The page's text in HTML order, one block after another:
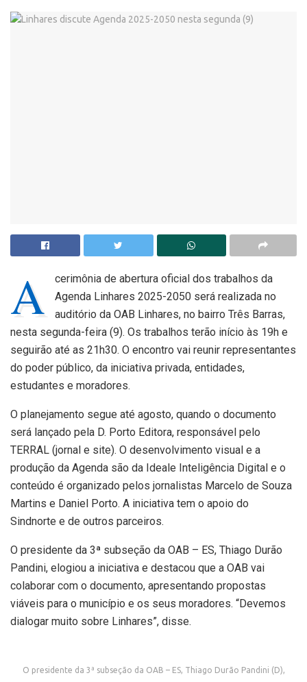
A
cerimônia de abertura oficial dos trabalhos da
Agenda Linhares 2025-2050 será realizada no
auditório da OAB Linhares, no bairro Três Barras,
nesta segunda-feira (9). Os trabalhos terão início às 19h e
seguirão até as 21h30. O encontro vai reunir representantes
do poder público, da iniciativa privada, entidades,
estudantes e moradores.
O planejamento segue até agosto, quando o documento
será lançado pela D. Porto Editora, responsável pelo
TERRAL (jornal e site). O desenvolvimento visual e a
produção da Agenda são da Ideale Inteligência Digital e o
conteúdo é organizado pelos jornalistas Marcelo de Souza
Martins e Daniel Porto. A iniciativa tem o apoio do
Sindnorte e de outros parceiros.
O presidente da 3ª subseção da OAB – ES, Thiago Durão
Pandini, elogiou a iniciativa e destacou que a OAB vai
colaborar com o documento, apresentando propostas
viáveis para o município e os seus moradores. “Devemos
dialogar muito sobre Linhares”, disse.
O presidente da 3ª subseção da OAB – ES, Thiago Durão Pandini (D),